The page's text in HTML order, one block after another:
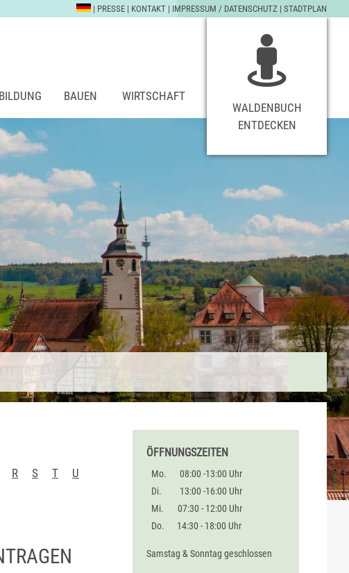
| PRESSE | KONTAKT | IMPRESSUM / DATENSCHUTZ | STADTPLAN
BILDUNG BAUEN
WIRTSCHAFT
WALDENBUCH
ENTDECKEN
R S T
U
ÖFFNUNGSZEITEN
Mo.
08:00 -13:00 Uhr
Di.
13:00 -16:00 Uhr
Mi.
07:30 - 12:00 Uhr
Do.
14:30 - 18:00 Uhr
Samstag & Sonntag geschlossen